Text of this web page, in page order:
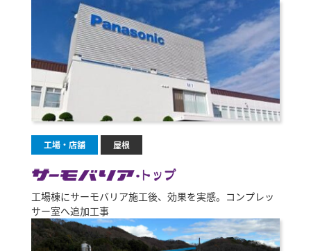
工場・店舗 屋根
工場棟にサーモバリア施工後、効果を実感。コンプレッ
サー室へ追加工事